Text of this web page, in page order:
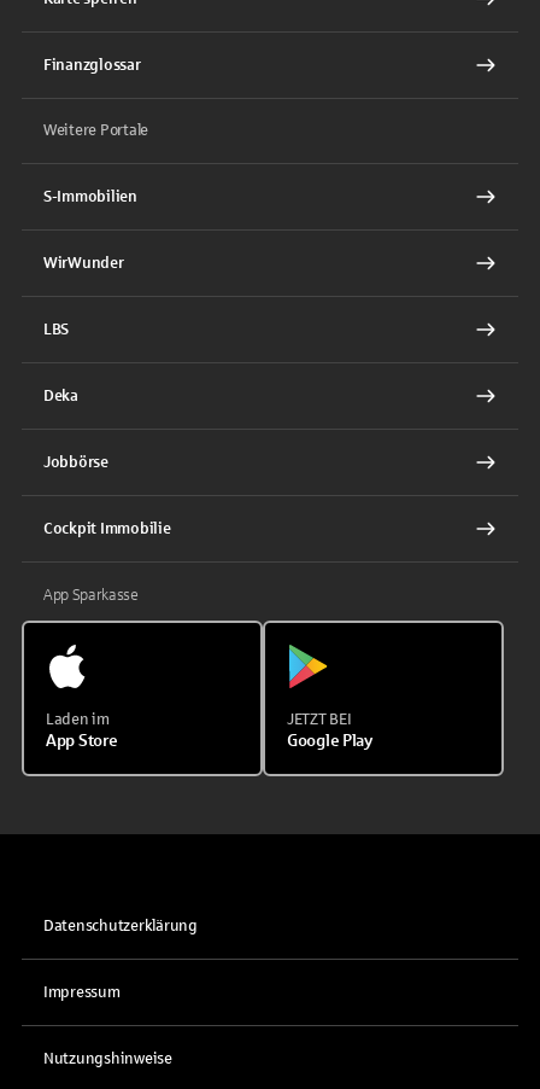
Finanzglossar
Weitere Portale
S-Immobilien
WirWunder
LBS
Deka
Jobbörse
Cockpit Immobilie
App Sparkasse
Laden im
App Store
JETZT BEI
Google Play
Datenschutzerklärung
Impressum
Nutzungshinweise